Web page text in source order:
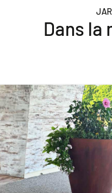
Dans la